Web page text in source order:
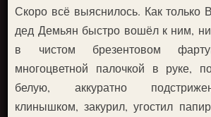
Скоро всё выяснилось. Как только
дед Демьян быстро вошёл к ним,
в чистом брезентовом
многоцветной палочкой в руке,
белую, аккуратно
клинышком, закурил, угостил